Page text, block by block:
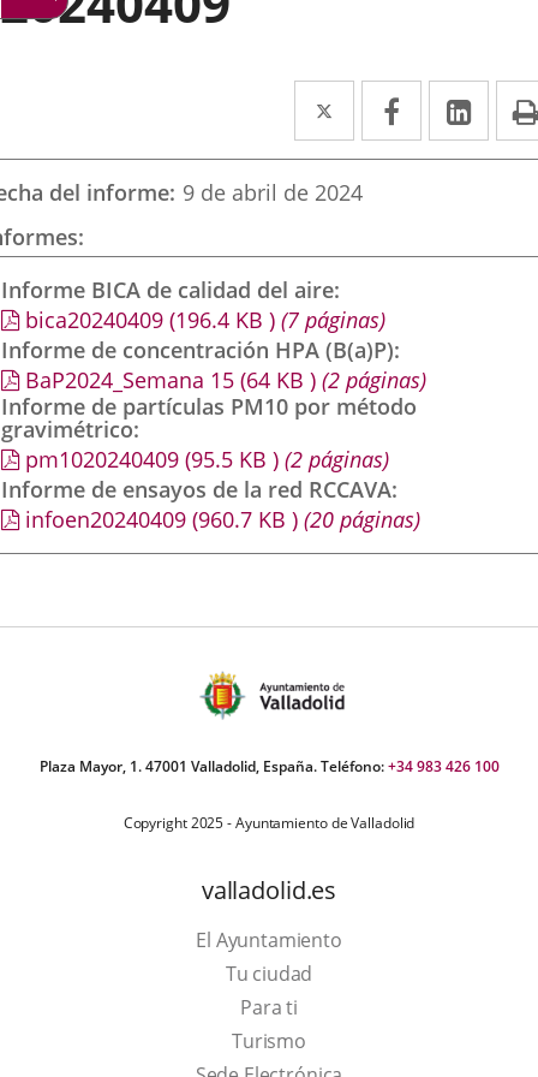
Twitter
Enlace
a
una
externa.
Facebook
Enlace
a
externa.
a
del informe 9 de abril de 2024
Informe BICA de calidad del aire
bica20240409 (196.4 KB ) (7 páginas)
Informe de concentración HPA (B(a)P)
BaP2024_Semana 15 (64 KB ) (2 páginas)
Informe de partículas PM10 por método
gravimétrico
pm1020240409 (95.5 KB ) (2 páginas)
Informe de ensayos de la red RCCAVA
infoen20240409 (960.7 KB ) (20 páginas)
Plaza Mayor, 1. 47001 Valladolid, España. Teléfono:+34 983 426 100
Copyright 2025 - Ayuntamiento de Valladolid
valladolid.es
El Ayuntamiento
Tu ciudad
Para ti
TurismoEste